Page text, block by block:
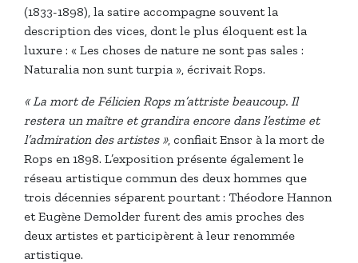
(1833-1898), la satire accompagne souvent la
description des vices, dont le plus éloquent est la
luxure : « Les choses de nature ne sont pas sales :
Naturalia non sunt turpia », écrivait Rops.
« La mort de Félicien Rops m’attriste beaucoup. Il
restera un maître et grandira encore dans l’estime et
l’admiration des artistes », confiait Ensor à la mort de
Rops en 1898. L’exposition présente également le
réseau artistique commun des deux hommes que
trois décennies séparent pourtant : Théodore Hannon
et Eugène Demolder furent des amis proches des
deux artistes et participèrent à leur renommée
artistique.